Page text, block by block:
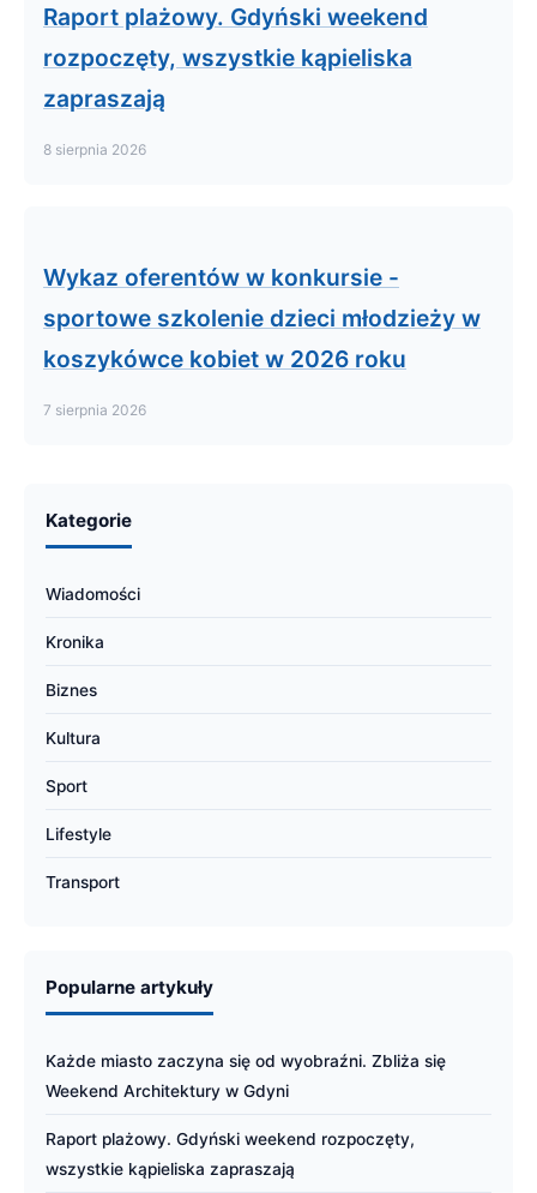
Raport plażowy. Gdyński weekend
rozpoczęty, wszystkie kąpieliska
zapraszają
8 sierpnia 2026
Wykaz oferentów w konkursie -
sportowe szkolenie dzieci młodzieży w
koszykówce kobiet w 2026 roku
7 sierpnia 2026
Kategorie
Wiadomości
Kronika
Biznes
Kultura
Sport
Lifestyle
Transport
Popularne artykuły
Każde miasto zaczyna się od wyobraźni. Zbliża się
Weekend Architektury w Gdyni
Raport plażowy. Gdyński weekend rozpoczęty,
wszystkie kąpieliska zapraszają